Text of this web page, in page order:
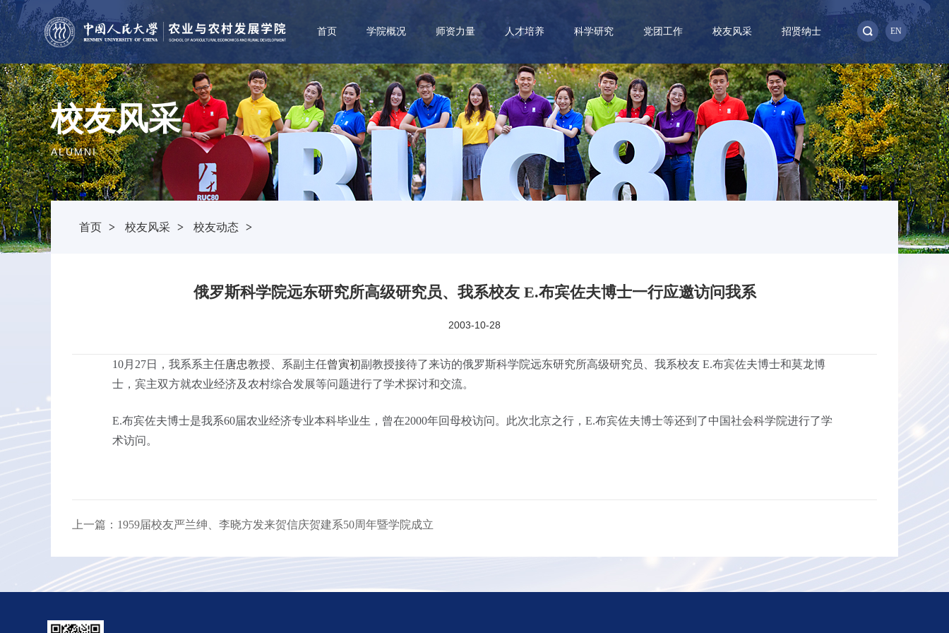
首页 学院概况 师资力量 人才培养 科学研究 党团工作 校友风采 招贤纳士 EN
校友风采
ALUMNI
首页 > 校友风采 > 校友动态 >
俄罗斯科学院远东研究所高级研究员、我系校友 E.布宾佐夫博士一行应邀访问我系
2003-10-28
10月27日，我系系主任唐忠教授、系副主任曾寅初副教授接待了来访的俄罗斯科学院远东研究所高级研究员、我系校友 E.布宾佐夫博士和莫龙博
士，宾主双方就农业经济及农村综合发展等问题进行了学术探讨和交流。
E.布宾佐夫博士是我系60届农业经济专业本科毕业生，曾在2000年回母校访问。此次北京之行，E.布宾佐夫博士等还到了中国社会科学院进行了学
术访问。
上一篇：1959届校友严兰绅、李晓方发来贺信庆贺建系50周年暨学院成立